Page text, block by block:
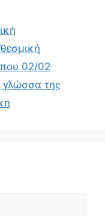
02/02
γλώσσα της